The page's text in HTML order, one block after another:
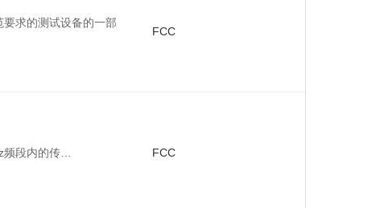
求的测试设备的一部
FCC
段内的传… FCC